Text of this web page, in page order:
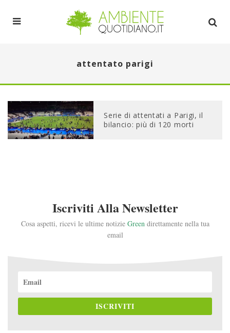
attentato parigi
Serie di attentati a Parigi, il
bilancio: più di 120 morti
Iscriviti Alla Newsletter
Cosa aspetti, ricevi le ultime notizie Greendirettamente nella tua
email
ISCRIVITI